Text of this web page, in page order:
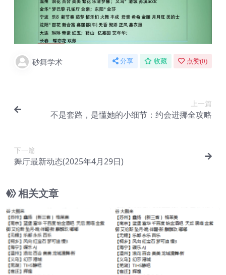
砂舞学术 分享 收藏 点赞(0)
上一篇
不是套路，是懂她的小细节：约会进挪全攻略
下一篇
舞厅最新动态(2025年4月29日)
相关文章